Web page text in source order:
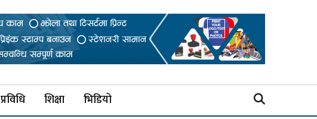
प्रविधि शिक्षा भिडियो